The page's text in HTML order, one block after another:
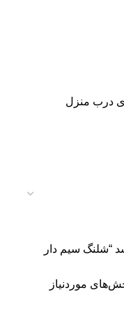
درب منزل
“شلنگ سیم دار
موردنیاز